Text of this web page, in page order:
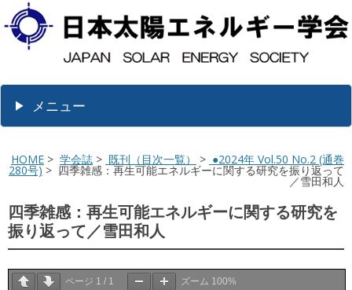
メニュー
HOME > 学会誌 > 既刊（目次一覧） > ●2024年 Vol.50 No.2 (通巻
280号) > 四季雑感：再生可能エネルギーに関する研究を振り返って
／雪田和人
四季雑感：再生可能エネルギーに関する研究を
振り返って／雪田和人
ページ 1 / 1 ズーム 100%